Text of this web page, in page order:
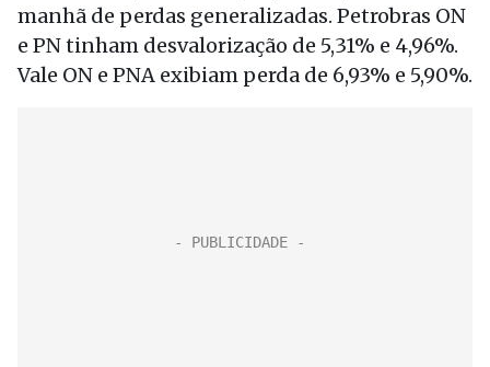
manhã de perdas generalizadas. Petrobras ON
e PN tinham desvalorização de 5,31% e 4,96%.
Vale ON e PNA exibiam perda de 6,93% e 5,90%.